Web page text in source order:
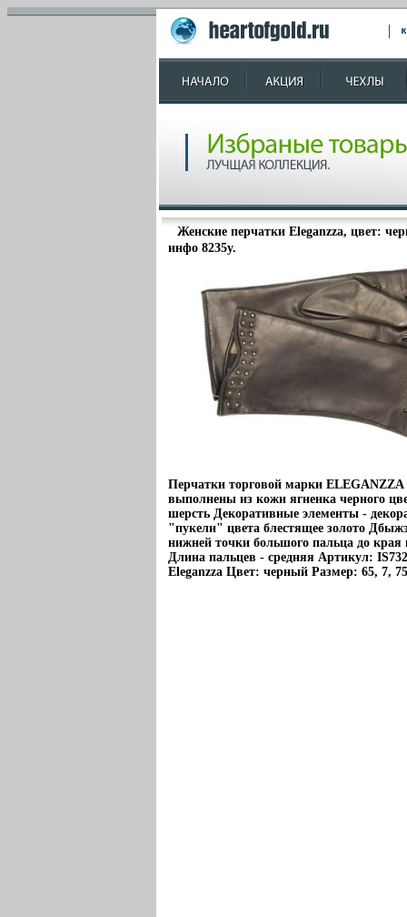
Женские перчатки Eleganzza, цвет:
инфо 8235y.
Перчатки торговой марки ELEGANZZA
выполнены из кожи ягненка черного
шерсть Декоративные элементы -
"пукели" цвета блестящее золото
нижней точки большого пальца до края
Длина пальцев - средняя Артикул:
Eleganzza Цвет: черный Размер: 65, 7,